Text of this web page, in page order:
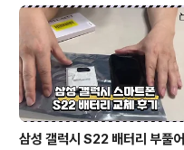
이다. 얼마전에 글을 수집하..
삼성 갤럭시 S22 배터리 부풀어